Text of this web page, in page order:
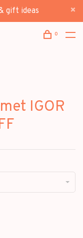
gift ideas
0
IGOR